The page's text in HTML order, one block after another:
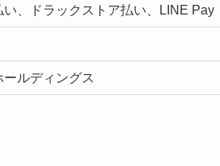
、ドラックストア払い、LINE Pay
ルディングス